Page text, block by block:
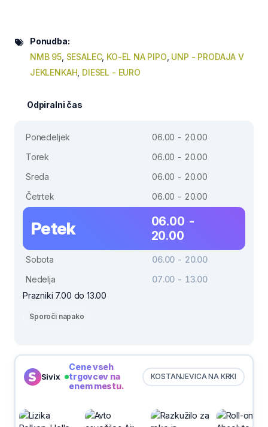
Ponudba:
NMB 95, SESALEC, KO-EL NA PIPO UNP - PRODAJA V
JEKLENKAH DIESEL - EURO
Odpiralni čas
Ponedeljek
06.00 - 20.00
Torek
06.00 - 20.00
Sreda
06.00 - 20.00
Četrtek
06.00 - 20.00
Petek
06.00 -
20.00
Sobota
06.00 - 20.00
Nedelja
07.00 - 13.00
Prazniki 7.00 do 13.00
Sporoči napako
Sivix KOSTANJEVICA NA KRKI
Cene vseh
trgovcev na
enem mestu.